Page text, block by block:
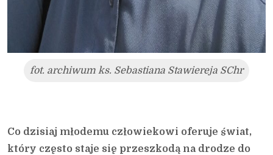
fot. archiwum ks. Sebastiana Stawiereja SChr
Co dzisiaj młodemu człowiekowi oferuje świat,
który często staje się przeszkodą na drodze do